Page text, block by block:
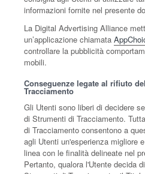
informazioni fornite nel presente
La Digital Advertising Alliance
un’applicazione chiamata
controllare la pubblicità
mobili.
Conseguenze legate al rifiuto
Tracciamento
Gli Utenti sono liberi di decidere
di Strumenti di Tracciamento.
di Tracciamento consentono a
agli Utenti un'esperienza migliore
linea con le finalità delineate nel
Pertanto, qualora l'Utente decida